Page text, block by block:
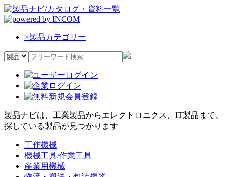
>製品カテゴリー
製品ナビは、工業製品からエレクトロニクス、IT製品まで、
探している製品が見つかります
工作機械
機械工具/作業工具
産業用機械